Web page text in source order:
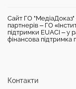
Сайт ГО "МедіаДоказ"
партнерів – ГО
підтримки EUACI – у
фінансова підтримка
Контакти